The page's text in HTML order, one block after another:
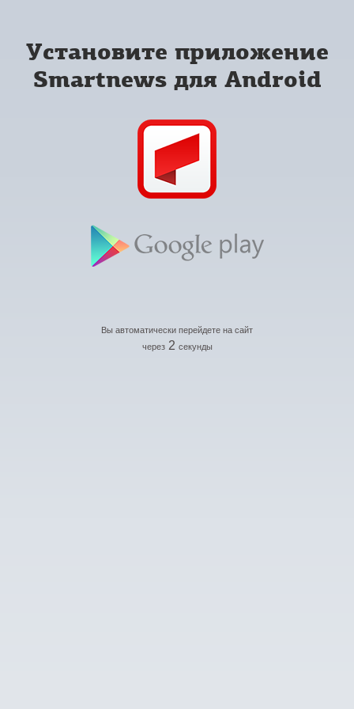
Установите приложение
Smartnews для Android
Вы автоматически перейдете на сайт
через 2 секунды